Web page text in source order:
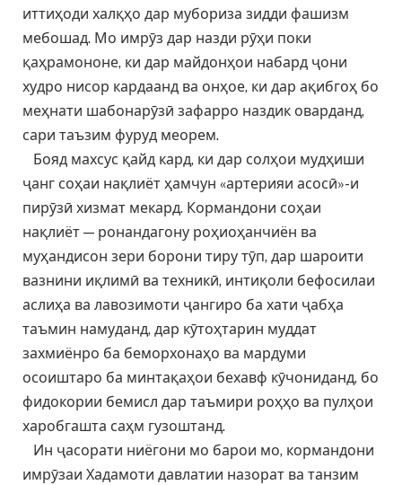
иттиҳоди халқҳо дар мубориза зидди фашизм
мебошад. Мо имрӯз дар назди рӯҳи поки
қаҳрамононе, ки дар майдонҳои набард ҷони
худро нисор кардаанд ва онҳое, ки дар ақибгоҳ бо
меҳнати шабонарӯзӣ зафарро наздик оварданд,
сари таъзим фуруд меорем.
Бояд махсус қайд кард, ки дар солҳои мудҳиши
ҷанг соҳаи нақлиёт ҳамчун «артерияи асосӣ»-и
пирӯзӣ хизмат мекард. Кормандони соҳаи
нақлиёт — ронандагону роҳиоҳанчиён ва
муҳандисон зери борони тиру тӯп, дар шароити
вазнини иқлимӣ ва техникӣ, интиқоли бефосилаи
аслиҳа ва лавозимоти ҷангиро ба хати ҷабҳа
таъмин намуданд, дар кӯтоҳтарин муддат
захмиёнро ба беморхонаҳо ва мардуми
осоиштаро ба минтақаҳои бехавф кӯчониданд, бо
фидокории бемисл дар таъмири роҳҳо ва пулҳои
харобгашта саҳм гузоштанд.
Ин ҷасорати ниёгони мо барои мо, кормандони
имрӯзаи Хадамоти давлатии назорат ва танзим